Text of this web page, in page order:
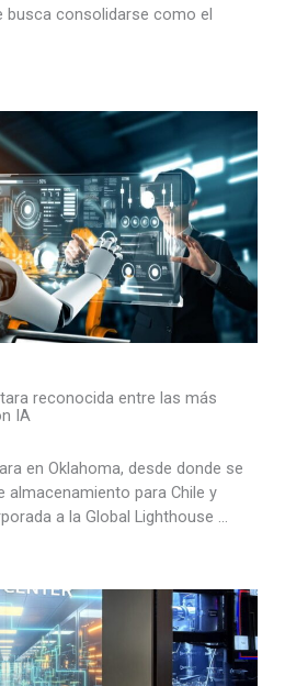
busca consolidarse como el
reconocida entre las más
IA
en Oklahoma, desde donde se
para Chile y
a la Global Lighthouse ...